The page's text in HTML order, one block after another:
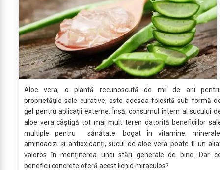
Aloe vera, o plantă recunoscută de mii de ani
proprietățile sale curative, este adesea folosită sub formă
gel pentru aplicații externe. Însă, consumul intern al sucului
aloe vera câștigă tot mai mult teren datorită beneficiilor
multiple pentru sănătate. bogat în vitamine,
aminoacizi și antioxidanți, sucul de aloe vera poate fi un
valoros în menținerea unei stări generale de bine. Dar
beneficii concrete oferă acest lichid miraculos?